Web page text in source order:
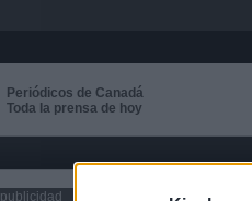
Periódicos de Canadá
Toda la prensa de hoy
publicidad